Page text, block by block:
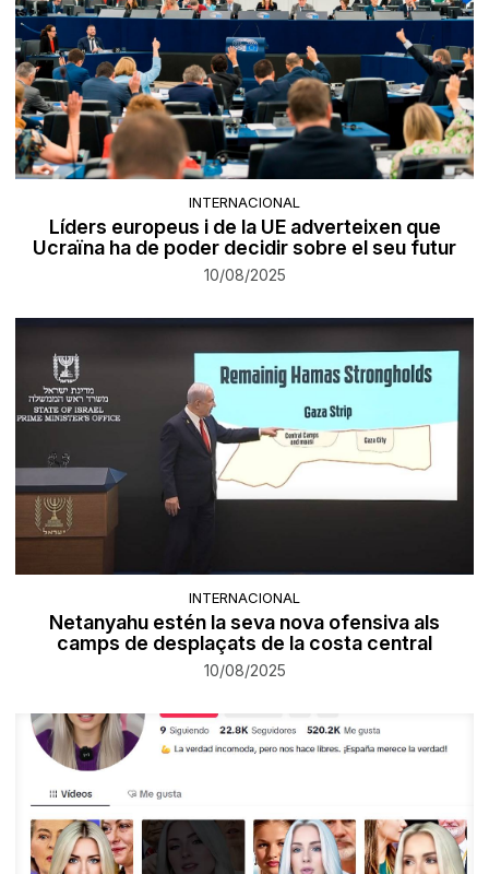
INTERNACIONAL
Líders europeus i de la UE adverteixen que
Ucraïna ha de poder decidir sobre el seu futur
10/08/2025
INTERNACIONAL
Netanyahu estén la seva nova ofensiva als
camps de desplaçats de la costa central
10/08/2025